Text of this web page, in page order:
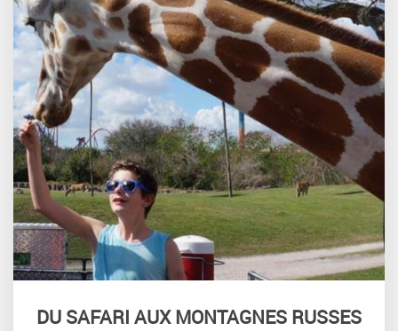
DU SAFARI AUX MONTAGNES RUSSES